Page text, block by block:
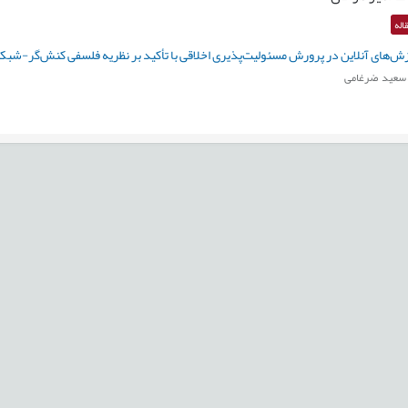
آنلاین در پرورش مسئولیت‌پذیری اخلاقی با تأکید بر نظریه‌ فلسفی‌ کنش‌گر-
سعید ضرغامی